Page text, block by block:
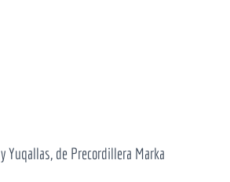
Yuqallas, de Precordillera Marka